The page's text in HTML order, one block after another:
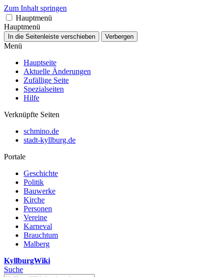
Zum Inhalt springen
Hauptmenü
Hauptmenü
In die Seitenleiste verschieben Verbergen
Menü
Hauptseite
Aktuelle Änderungen
Zufällige Seite
Spezialseiten
Hilfe
Verknüpfte Seiten
schmino.de
stadt-kyllburg.de
Portale
Geschichte
Politik
Bauwerke
Kirche
Personen
Vereine
Karneval
Brauchtum
Malberg
KyllburgWiki
Suche